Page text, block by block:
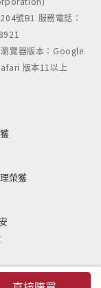
號B1 服務電話：
覽器版本：Google
版本11以上
榮獲